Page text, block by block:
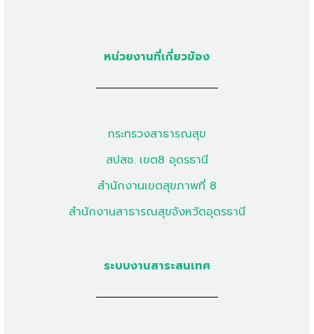
หน่วยงานที่เกี่ยวข้อง
กระทรวงสาธารณสุข
สปสช. เขต8 อุดรธานี
สำนักงานเขตสุขภาพที่ 8
สำนักงานสาธารณสุขจังหวัดอุดรธานี
ระบบงานสาระสนเทศ